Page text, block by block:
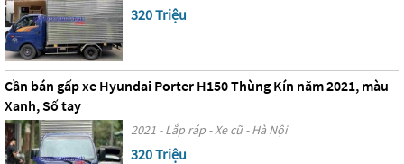
320 Triệu
Cần bán gấp xe Hyundai Porter H150 Thùng Kín năm 2021, màu
Xanh, Số tay
2021 - Lắp ráp - Xe cũ - Hà Nội
320 Triệu